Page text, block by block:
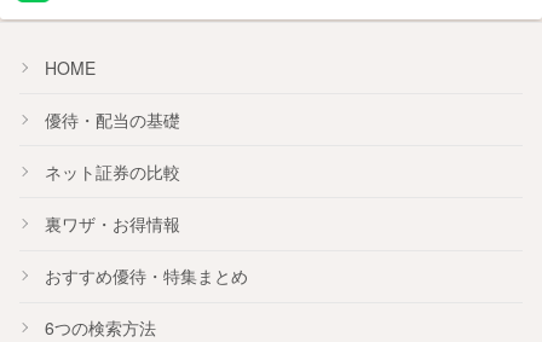
HOME
優待・配当の基礎
ネット証券の比較
裏ワザ・お得情報
おすすめ優待・ 特集まとめ
6つの検索方法